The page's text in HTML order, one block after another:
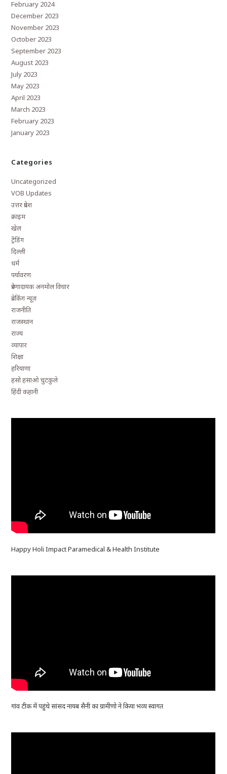
February 2024
December 2023
November 2023
October 2023
September 2023
August 2023
July 2023
May 2023
April 2023
March 2023
February 2023
January 2023
Categories
Uncategorized
VOB Updates
उत्तर प्रदेश
क्राइम
खेल
ट्रेंडिंग
दिल्ली
धर्म
पर्यावरण
प्रेरणादायक अनमोल विचार
ब्रेकिंग न्यूज़
राजनीति
राजस्थान
राज्य
व्यापार
शिक्षा
हरियाणा
हसो हसाओ चुटकुले
हिंदी कहानी
Happy Holi Impact Paramedical & Health Institute
गांव टीक में पहुंचे सांसद नायब सैनी का ग्रामीणो ने किया भव्य स्वागत